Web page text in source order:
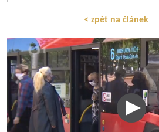
< zpět na článek